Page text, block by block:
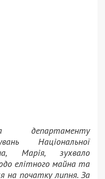
департаменту
Національної
Марія, зухвало
елітного майна та
на початку липня. За